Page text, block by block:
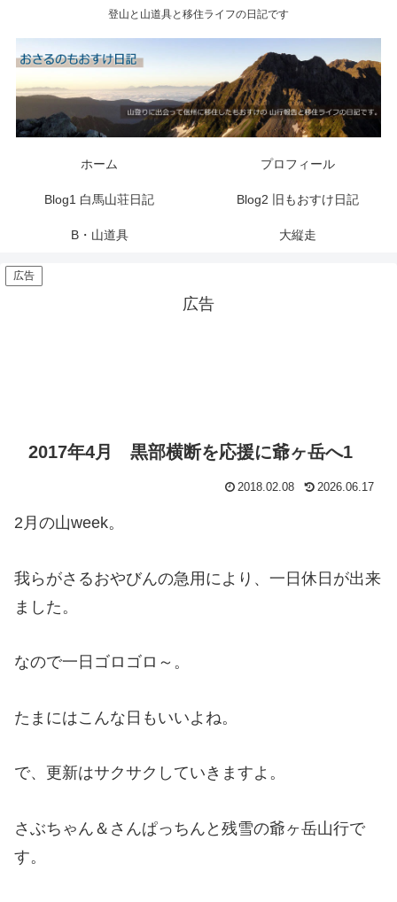
登山と山道具と移住ライフの日記です
ホーム プロフィール
Blog1 白馬山荘日記 Blog2 旧もおすけ日記
B・山道具 大縦走
広告
広告
2017年4月 黒部横断を応援に爺ヶ岳へ1
2018.02.08 2026.06.17
2月の山week。
我らがさるおやびんの急用により、一日休日が出来
ました。
なので一日ゴロゴロ～。
たまにはこんな日もいいよね。
で、更新はサクサクしていきますよ。
さぶちゃん＆さんぱっちんと残雪の爺ヶ岳山行で
す。